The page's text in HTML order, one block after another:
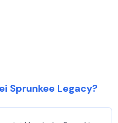
Sprunkee Legacy?